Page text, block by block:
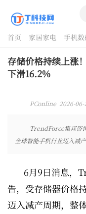
首页 家居家电 手机
酷品评测
存储价格持续上涨
下滑16.2%
PConline 2026-06-
TrendForce集邦咨
全球智能手机行业迈入减
6月9日消息，
告，受存储器价格
迈入减产周期，整